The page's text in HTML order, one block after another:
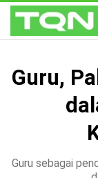
Guru,
Guru sebagai